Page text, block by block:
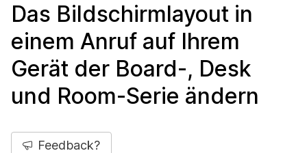
Das Bildschirmlayout in
einem Anruf auf Ihrem
Gerät der Board-, Desk
und Room-Serie ändern
Feedback?